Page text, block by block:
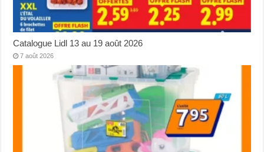
Catalogue Lidl 13 au 19 août 2026
7 août 2026